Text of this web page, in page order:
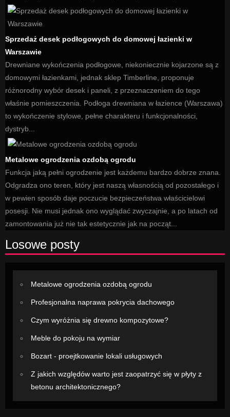
Sprzedaż desek podłogowych do domowej łazienki w
Warszawie
Drewniane wykończenia podłogowe, niekoniecznie kojarzone są z
domowymi łazienkami, jednak sklep Timberline, proponuje
różnorodny wybór desek i paneli, z przeznaczeniem do tego
właśnie pomieszczenia. Podłoga drewniana w łazience (Warszawa)
to wykończenie stylowe, pełne charakteru i funkcjonalności,
dystryb...
Metalowe ogrodzenia ozdobą ogrodu
Funkcja jaką pełni ogrodzenie jest każdemu bardzo dobrze znana.
Odgradza ono teren, który jest naszą własnością od pozostałego i
w pewien sposób daje poczucie bezpieczeństwa właścicielowi
posesji. Nie musi jednak ono wyglądać zwyczajnie, a po latach od
zamontowania już nie tak estetycznie jak na począt...
Losowe posty
Metalowe ogrodzenia ozdobą ogrodu
Profesjonalna naprawa pokrycia dachowego
Czym wyróżnia się drewno kompozytowe?
Meble do pokoju na wymiar
Bozart - proejtkowanie lokali usługowych
Z jakich względów warto jest zaopatrzyć się w płyty z
betonu architektonicznego?